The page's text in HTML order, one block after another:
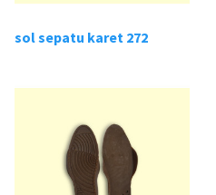
sol sepatu karet 272